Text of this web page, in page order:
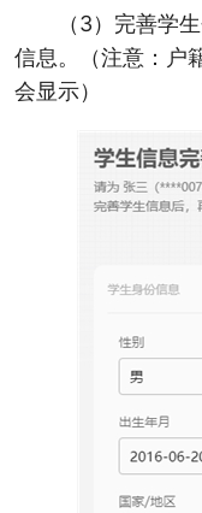
（3）完善学
信息。（注意：户
会显示）